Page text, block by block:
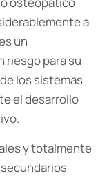
a
un
para su
los sistemas
el desarrollo
y totalmente